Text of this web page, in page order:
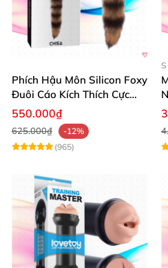
Phích Hậu Môn Silicon Foxy
Đuôi Cáo Kích Thích Cực
Đỉnh
550.000₫
625.000₫
-12%
(965)